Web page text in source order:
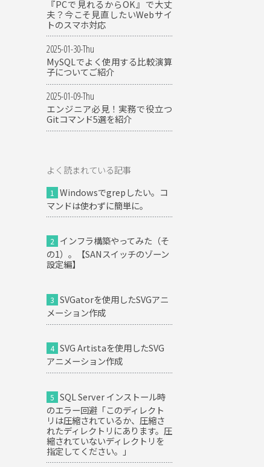
『PCで見れるからOK』で大丈
夫？今こそ見直したいWebサイ
トのスマホ対応
2025-01-30-Thu
MySQLでよく使用する比較演算
子についてご紹介
2025-01-09-Thu
エンジニア必見！実務で役立つ
Gitコマンド5選を紹介
よく読まれている記事
Windowsでgrepしたい。コ
マンドは使わずに簡単に。
インフラ構築やってみた（そ
の1）。【SANスイッチのゾーン
設定編】
SVGatorを使用したSVGアニ
メーション作成
SVG Artistaを使用したSVG
アニメーション作成
SQL Server インストール時
のエラー回避「このディレクト
リは圧縮されているか、圧縮さ
れたディレクトリにあります。圧
縮されていないディレクトリを
指定してください。」